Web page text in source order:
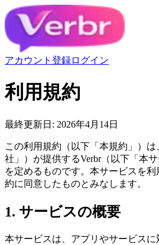
アカウント登録ログイン
利用規約
最終更新日: 2026年4月14日
この利用規約（以下「本規約」）は
社」）が提供するVerbr（以下「本
を定めるものです。本サービスを
約に同意したものとみなします。
1. サービスの概要
本サービスは、アプリやサービス